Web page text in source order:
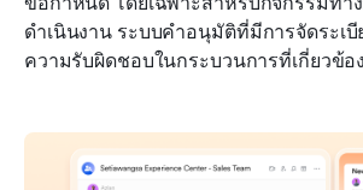
ดำเนินงาน ระบบคำอนุมัติที่มีการจัดระเบี
ความรับผิดชอบในกระบวนการที่เกี่ยวข้